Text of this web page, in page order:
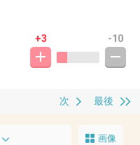
+3 -10
最後
次
画像